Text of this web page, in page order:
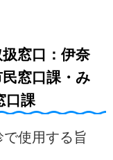
窓口：伊奈
窓口課・み
口課
使用する旨